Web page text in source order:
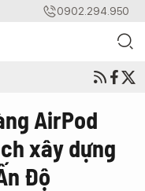
0902.294.950
AirPod
xây dựng
Độ